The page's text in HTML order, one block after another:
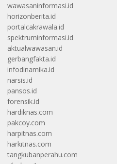
wawasaninformasi.id
horizonberita.id
portalcakrawala.id
spektruminformasi.id
aktualwawasan.id
gerbangfakta.id
infodinamika.id
narsis.id
pansos.id
forensik.id
hardiknas.com
pakcoy.com
harpitnas.com
harkitnas.com
tangkubanperahu.com